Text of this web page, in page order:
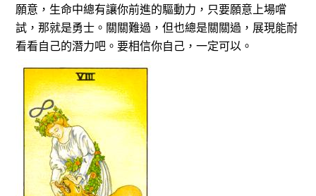
願意，生命中總有讓你前進的驅動力，只要願意上場嚐
試，那就是勇士。關關難過，但也總是關關過，展現能耐
看看自己的潛力吧。要相信你自己，一定可以。